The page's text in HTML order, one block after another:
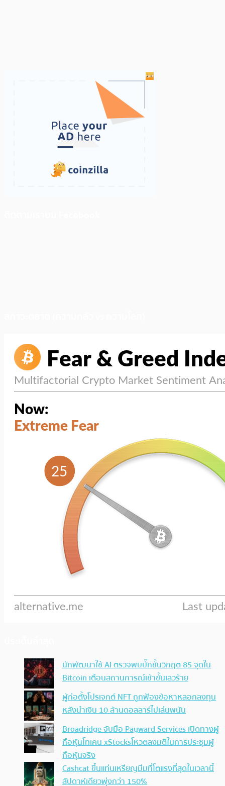
นักพัฒนาใช้ AI ตรวจพบบั๊กขั้นวิกฤต 85 จุดใน
Bitcoin เตือนสถานการณ์เข้าขั้นเลวร้าย
ผู้ก่อตั้งโปรเจกต์ NFT ถูกฟ้องข้อหาหลอกลงทุน
หลังนำเงิน 10 ล้านดอลลาร์ไปเล่นพนัน
Broadridge จับมือ Payward Services เปิดทางผู้
ถือหุ้นโทเคน xStocksโหวตลงมติในการประชุมผู้
ถือหุ้นจริง
Cashcat ขึ้นแท่นเหรียญมีมที่โตแรงที่สุดในเวลานี้
สัปดาห์เดียวพุ่งกว่า 150%